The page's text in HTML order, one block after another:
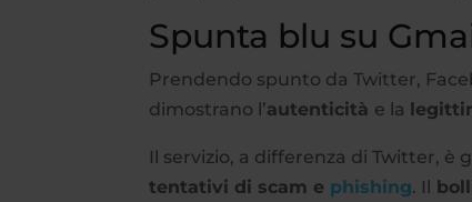
Spunta blu su
Prendendo spunto da Twitter,
dimostrano l’autenticità e la
Il servizio, a differenza di Twitter, è
tentativi di scam e phishing. Il